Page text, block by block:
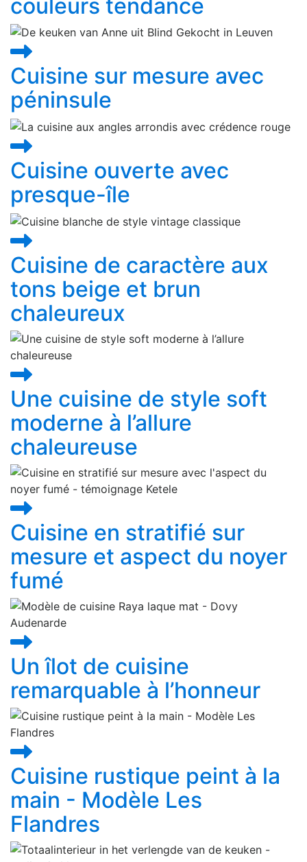
couleurs tendance
Cuisine sur mesure avec
péninsule
Cuisine ouverte avec
presque-île
Cuisine de caractère aux
tons beige et brun
chaleureux
Une cuisine de style soft
moderne à l’allure
chaleureuse
Cuisine en stratifié sur
mesure et aspect du noyer
fumé
Un îlot de cuisine
remarquable à l’honneur
Cuisine rustique peint à la
main - Modèle Les
Flandres